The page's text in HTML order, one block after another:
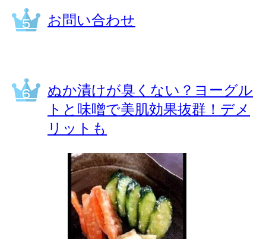
お問い合わせ
ぬか漬けが臭くない？ヨーグル
トと味噌で美肌効果抜群！デメ
リットも